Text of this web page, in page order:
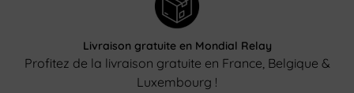
Livraison gratuite en Mondial Relay
Profitez de la livraison gratuite en France, Belgique &
Luxembourg !